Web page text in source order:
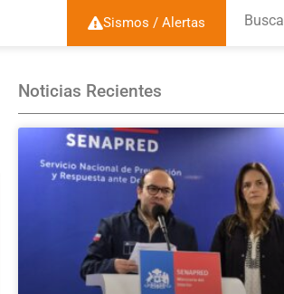
Sismos / Alertas
Noticias Recientes